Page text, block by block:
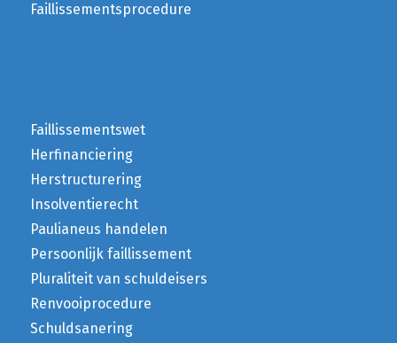
Faillissementsprocedure
Faillissementswet
Herfinanciering
Herstructurering
Insolventierecht
Paulianeus handelen
Persoonlijk faillissement
Pluraliteit van schuldeisers
Renvooiprocedure
Schuldsanering